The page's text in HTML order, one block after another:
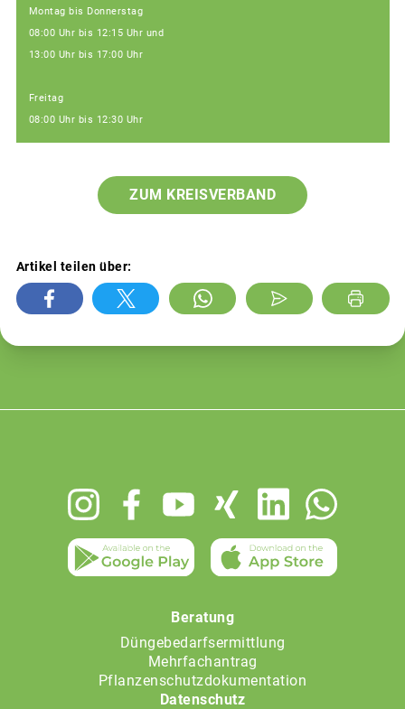
Montag bis Donnerstag
08:00 Uhr bis 12:15 Uhr und
13:00 Uhr bis 17:00 Uhr
Freitag
08:00 Uhr bis 12:30 Uhr
ZUM KREISVERBAND
Artikel teilen über:
Beratung
Düngebedarfsermittlung
Mehrfachantrag
Pflanzenschutzdokumentation
Datenschutz